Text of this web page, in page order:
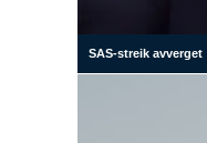
SAS-streik avverget